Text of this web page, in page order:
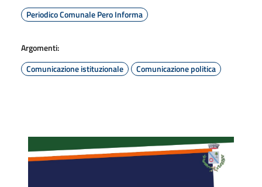
Periodico Comunale Pero Informa
Argomenti:
Comunicazione istituzionale
Comunicazione politica